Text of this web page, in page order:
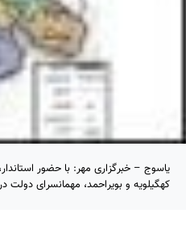
یاسوج – خبرگزاری مهر: با حضور
کهگیلویه و بویراحمد، مهمانسرای دولت